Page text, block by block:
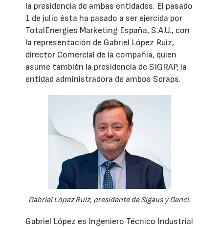
la presidencia de ambas entidades. El pasado
1 de julio ésta ha pasado a ser ejercida por
TotalEnergies Marketing España, S.A.U., con
la representación de Gabriel López Ruiz,
director Comercial de la compañía, quien
asume también la presidencia de SIGRAP, la
entidad administradora de ambos Scraps.
Gabriel López Ruiz, presidente de Sigaus y Genci.
Gabriel López es Ingeniero Técnico Industrial